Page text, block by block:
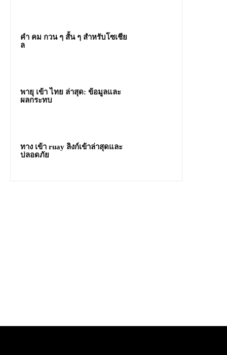
คํา คม กวน ๆ สั้น ๆ สำหรับโซเชีย
ล
พายุ เข้า ไทย ล่าสุด: ข้อมูลและ
ผลกระทบ
ทาง เข้า ruay ลิงก์เข้าล่าสุดและ
ปลอดภัย